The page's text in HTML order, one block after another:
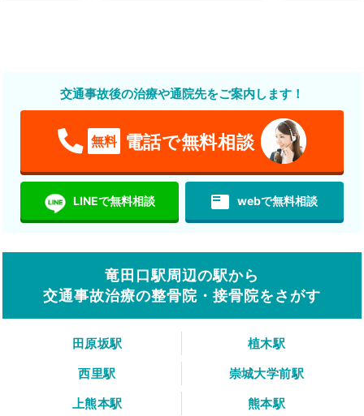
交通事故後の治療や通院先をご案内します！
無料 電話で無料相談
LINEで無料相談 featured_play_list webで無料相談
竜田口駅周辺の駅から
交通事故治療の整骨院・接骨院をさがす
田原坂駅
植木駅
西里駅
崇城大学前駅
上熊本駅
熊本駅